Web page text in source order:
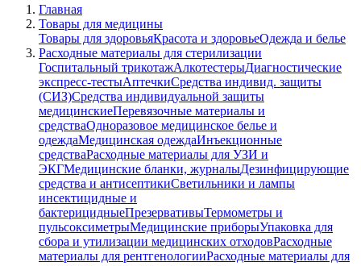
Главная
Товары для медицины
Товары для здоровьяКрасота и здоровьеОдежда и белье
Расходные материалы для стерилизации
Госпитальный трикотажАлкотестерыДиагностические
экспресс-тестыАптечкиСредства индивид. защиты
(СИЗ)Средства индивидуальной защиты
медицинскиеПеревязочные материалы и
средстваОдноразовое медицинское белье и
одеждаМедицинская одеждаИнъекционные
средстваРасходные материалы для УЗИ и
ЭКГМедицинские бланки, журналыДезинфицирующие
средства и антисептикиСветильники и лампы
инсектицидные и
бактерицидныеПрезервативыТермометры и
пульсоксиметрыМедицинские приборыУпаковка для
сбора и утилизации медицинских отходовРасходные
материалы для рентгенологииРасходные материалы для